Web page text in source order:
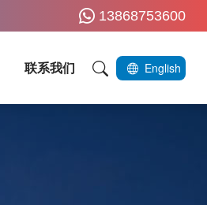
13868753600
联系我们 English